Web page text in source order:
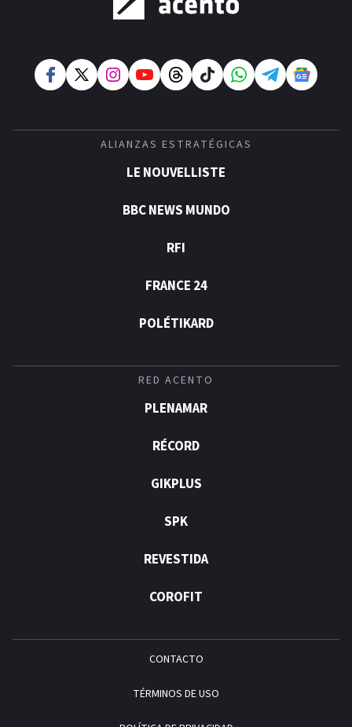
ALIANZAS ESTRATÉGICAS
LE NOUVELLISTE
BBC NEWS MUNDO
RFI
FRANCE 24
POLÉTIKARD
RED ACENTO
PLENAMAR
RÉCORD
GIKPLUS
SPK
REVESTIDA
COROFIT
CONTACTO
TÉRMINOS DE USO